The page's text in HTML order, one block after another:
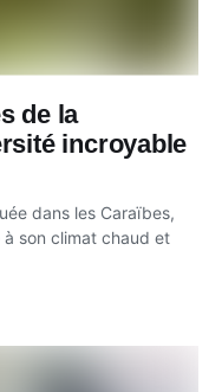
de la
incroyable
dans les Caraïbes,
à son climat chaud et